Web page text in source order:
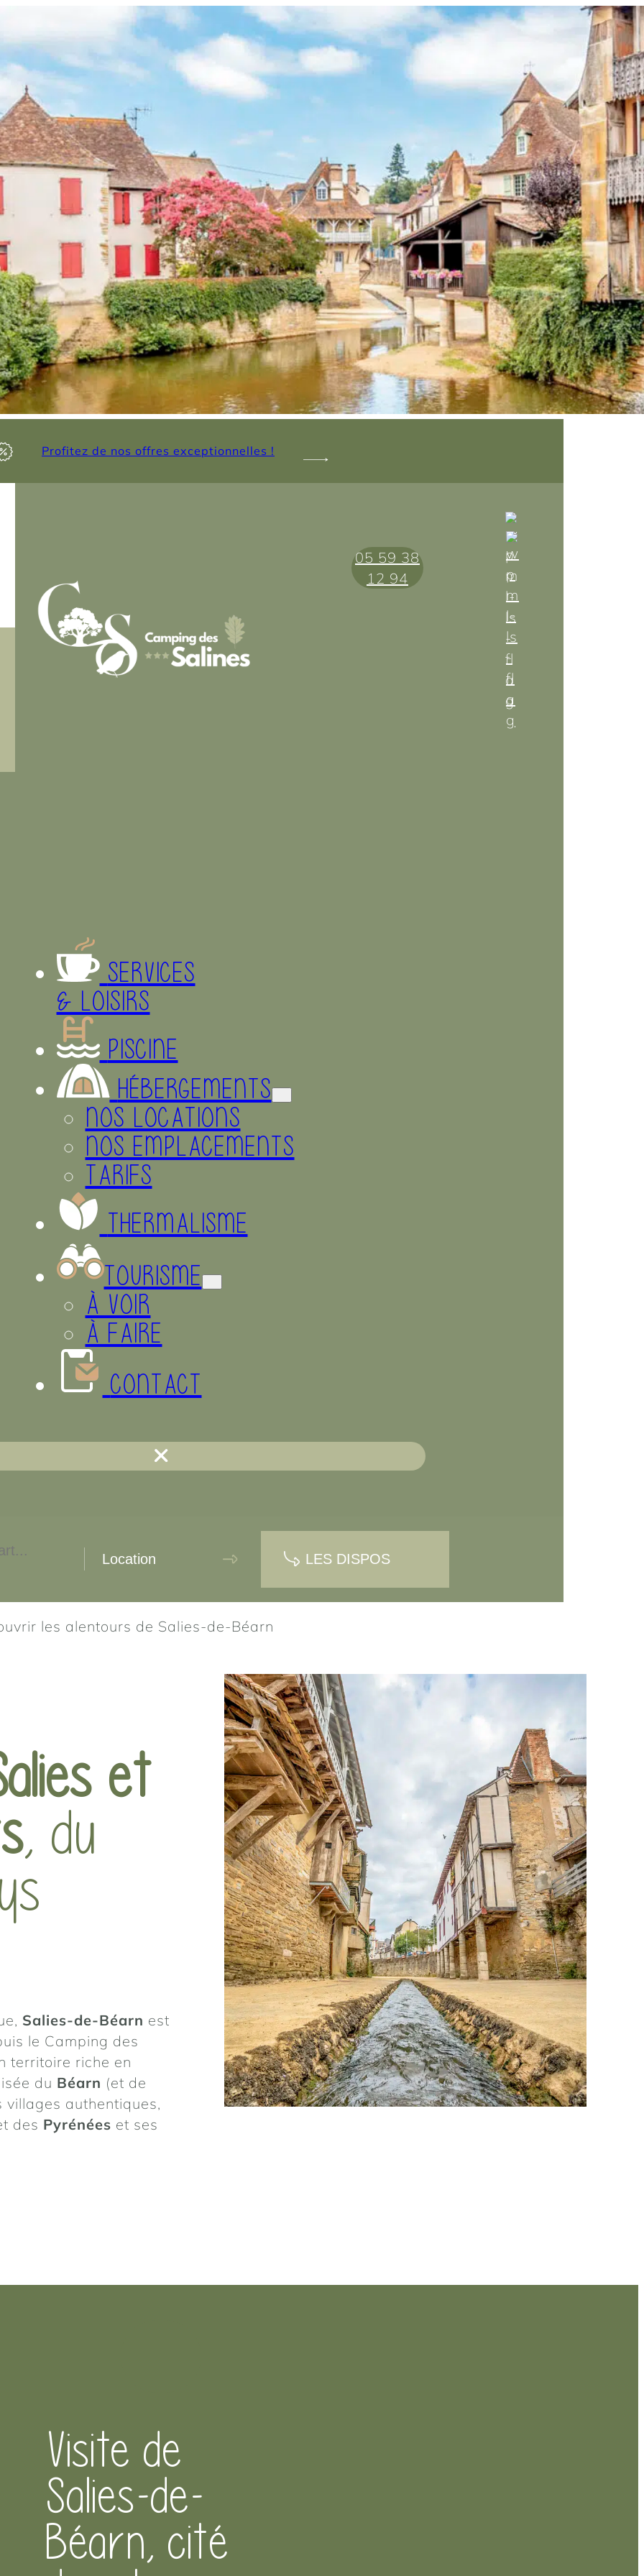
Profitez de nos offres exceptionnelles !
05 59 38
12 94
SERVICES
& LOISIRS
PISCINE
HÉBERGEMENTS
NOS LOCATIONS
NOS EMPLACEMENTS
TARIFS
THERMALISME
TOURISME
À VOIR
À FAIRE
CONTACT
LES DISPOS
les alentours de Salies-de-Béarn
et
, du
Salies-de-Béarn est
le Camping des
territoire riche en
du Béarn (et de
villages authentiques,
des Pyrénées et ses
Visite de
Salies-de-
Béarn, cité